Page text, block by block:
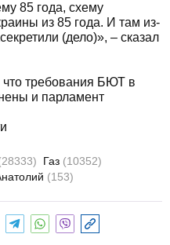
85 года, схему
из 85 года. И там из-
(дело)», – сказал
требования БЮТ в
и парламент
Газ (10352)
(153)